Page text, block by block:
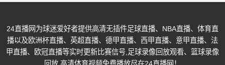
24直播网为球迷爱好者提供高清无插件足球直播、NBA直播、体育直
播以及欧洲杯直播、英超直播、德甲直播、西甲直播、意甲直播、法
甲直播、欧冠直播等实时更新比赛信号,足球录像回放观看、篮球录像